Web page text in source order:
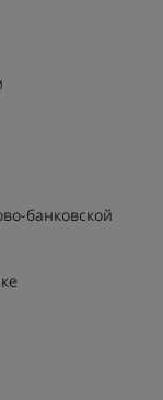
банковской